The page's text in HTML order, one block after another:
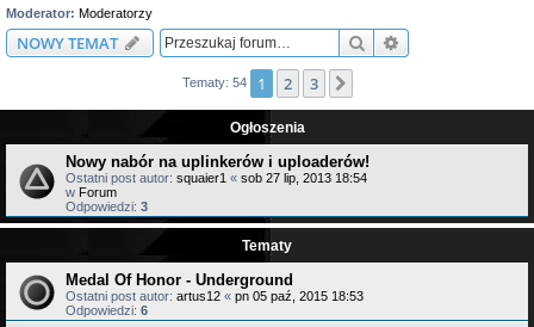
Moderator: Moderatorzy
NOWY TEMAT Szukaj
Tematy: 54 1 2 3
Ogłoszenia
Nowy nabór na uplinkerów i uploaderów!
Ostatni post autor: squaier1 « sob 27 lip, 2013 18:54
w Forum
Odpowiedzi: 3
Tematy
Medal Of Honor - Underground
Ostatni post autor: artus12 « pn 05 paź, 2015 18:53
Odpowiedzi: 6